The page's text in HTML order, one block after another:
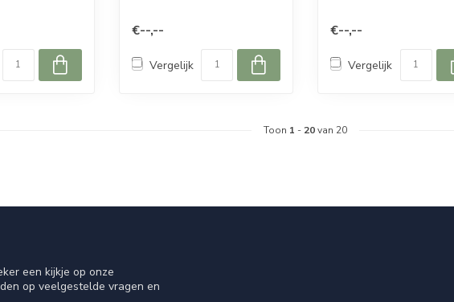
€--,--
Vergelijk
€--,--
Vergelijk
Toon 1 - 20van 20
een kijkje op onze
op veelgestelde vragen en